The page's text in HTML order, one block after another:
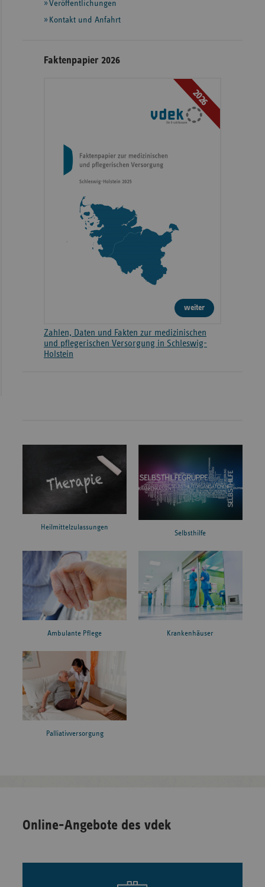
Veröffentlichungen
Kontakt und Anfahrt
Faktenpapier 2026
2026
weiter
Zahlen, Daten und Fakten zur medizinischen
und pflegerischen Versorgung in Schleswig-
Holstein
Heilmittelzulassungen
Selbsthilfe
Ambulante Pflege Krankenhäuser
Palliativversorgung
Online-Angebote des vdek